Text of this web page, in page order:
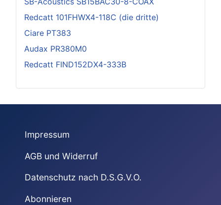
Redcatt 101FHWX4-118C (die dritte)
Ciare PT383
Audax PR380M0
Redcatt FIND152DX4-333B
Impressum
AGB und Widerruf
Datenschutz nach D.S.G.V.O.
Abonnieren